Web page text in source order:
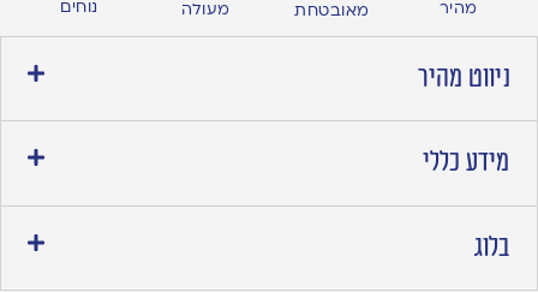
מהיר
מאובטחת
מעולה
נוחים
ניווט מהיר
מידע כללי
בלוג